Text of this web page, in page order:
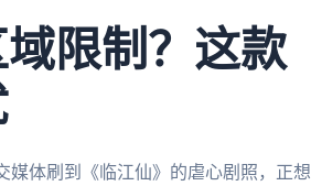
限制？这款
体刷到《临江仙》的虐心剧照，正想